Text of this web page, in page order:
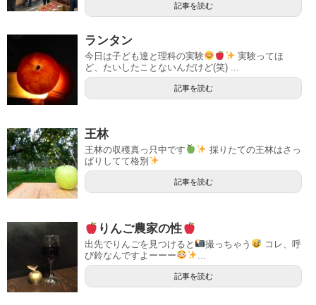
記事を読む
ランタン
今日は子ども達と理科の実験
実験ってほ
ど、たいしたことないんだけど(笑) ...
記事を読む
王林
王林の収穫真っ只中です
採りたての王林はさっ
ぱりしてて格別
記事を読む
りんご農家の性
出先でりんごを見つけると 撮っちゃう
コレ、呼
び鈴なんですよーーー
...
記事を読む